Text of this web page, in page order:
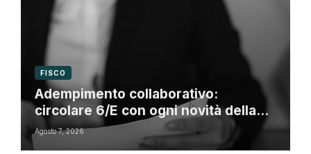
FISCO
Adempimento collaborativo:
circolare 6/E con ogni novità della
riforma fiscale
Agosto 7, 2026